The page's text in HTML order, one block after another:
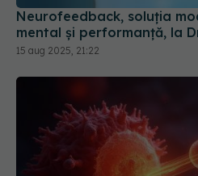
Neurofeedback, soluția
mental și performanță, la
15 aug 2025, 21:22